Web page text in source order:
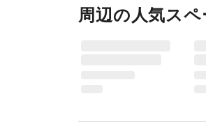
周辺の人気ス